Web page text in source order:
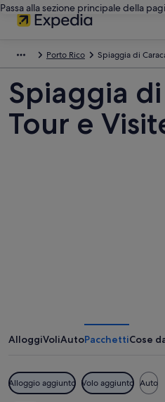
Passa alla sezione principale della
Porto Rico Spiaggia di
Spiaggia di
Tour e
AlloggiVoliAutoPacchettiCose
Alloggio aggiunto Volo aggiunto Auto